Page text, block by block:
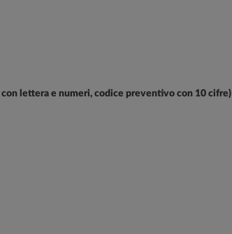
lettera e numeri, codice preventivo con 10 cifre)